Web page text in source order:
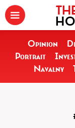
Opinion
Portrait
Navalny